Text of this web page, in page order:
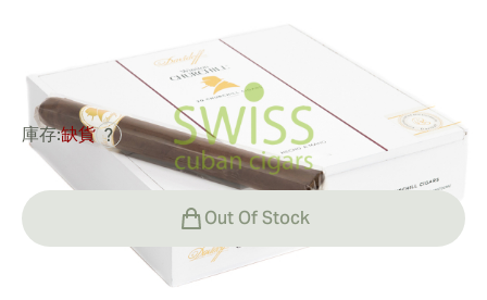
點評
庫存:缺貨 ?
Out Of Stock